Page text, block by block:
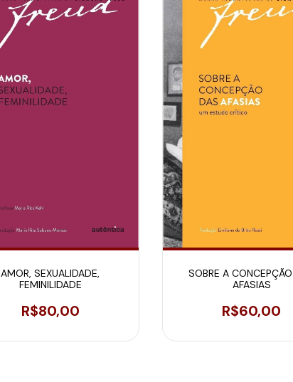
AMOR, SEXUALIDADE,
FEMINILIDADE
R$80,00
SOBRE A
AFASIAS
R$60,00